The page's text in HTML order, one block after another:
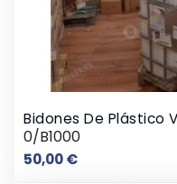
Bidones De Plástico
0/B1000
50,00 €Precio